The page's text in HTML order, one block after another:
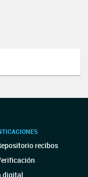
recibos
digital